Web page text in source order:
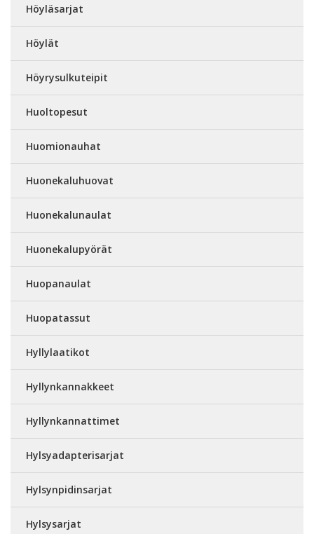
Höyläsarjat
Höylät
Höyrysulkuteipit
Huoltopesut
Huomionauhat
Huonekaluhuovat
Huonekalunaulat
Huonekalupyörät
Huopanaulat
Huopatassut
Hyllylaatikot
Hyllynkannakkeet
Hyllynkannattimet
Hylsyadapterisarjat
Hylsynpidinsarjat
Hylsysarjat